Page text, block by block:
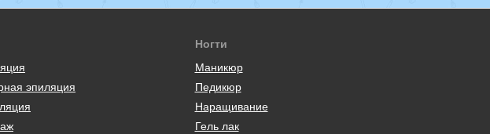
эпиляция
Ногти
Маникюр
Педикюр
Наращивание
Гель лак